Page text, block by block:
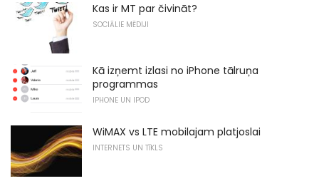
Kas ir MT par čivināt?
SOCIĀLIE MĒDIJI
Kā izņemt izlasi no iPhone tālruņa
programmas
IPHONE UN IPOD
WiMAX vs LTE mobilajam platjoslai
INTERNETS UN TĪKLS